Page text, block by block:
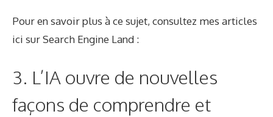
Pour en savoir plus à ce sujet, consultez mes articles
ici sur Search Engine Land :
3. L’IA ouvre de nouvelles
façons de comprendre et